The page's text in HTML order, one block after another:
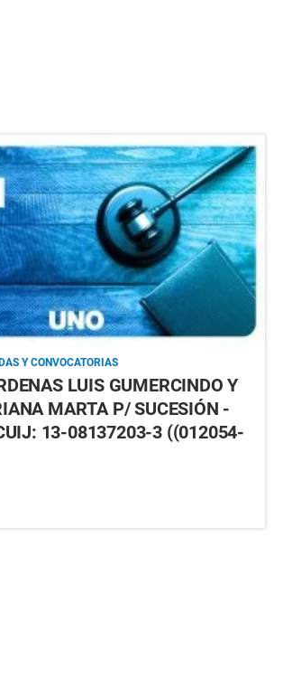
Y CONVOCATORIAS
LUIS GUMERCINDO Y
MARTA P/ SUCESIÓN -
13-08137203-3 ((012054-